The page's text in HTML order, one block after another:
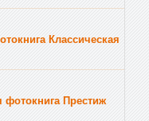
Классическая
фотокнига Престиж